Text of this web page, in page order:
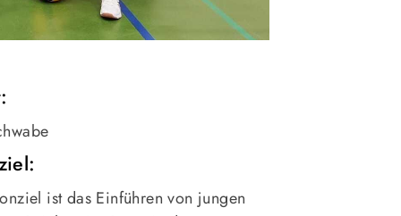
ist das Einführen von jungen